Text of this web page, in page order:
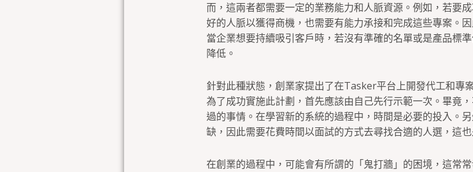
而，這兩者都需要一定的業務能力和人脈資源。例如，若要
好的人脈以獲得商機，也需要有能力承接和完成這些專案。
當企業想要持續吸引客戶時，若沒有準確的名單或是產品標
降低。
針對此種狀態，創業家提出了在Tasker平台上開發代工和專
為了成功實施此計劃，首先應該由自己先行示範一次。畢竟
過的事情。在學習新的系統的過程中，時間是必要的投入。
缺，因此需要花費時間以面試的方式去尋找合適的人選，這
在創業的過程中，可能會有所謂的「鬼打牆」的困境，這常